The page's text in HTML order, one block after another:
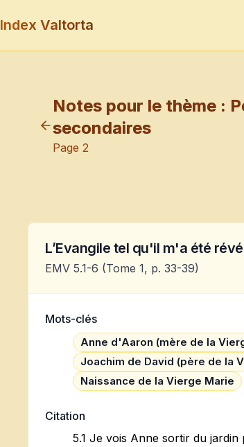
Index Valtorta
Notes pour le thème :
secondaires
Page 2
L’Evangile tel qu'il m'a été
EMV 5.1-6 (Tome 1, p. 33-39)
Mots-clés
Anne d'Aaron (mère de la
Joachim de David (père de la
Naissance de la Vierge Marie
Citation
5.1 Je vois Anne sortir du jardin